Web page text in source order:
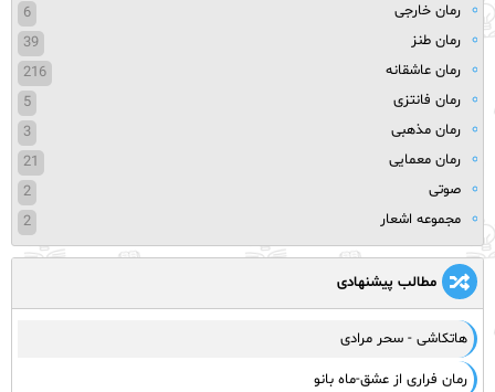
رمان خارجی
6
رمان طنز
39
رمان عاشقانه
216
رمان فانتزی
5
رمان مذهبی
3
رمان معمایی
21
صوتی
2
مجموعه اشعار
2
مطالب پیشنهادی
هاتکاشی - سحر مرادی
رمان فراری از عشق-ماه بانو